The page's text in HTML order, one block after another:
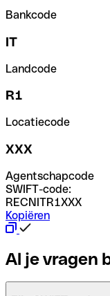
Bankcode
IT
Landcode
R1
Locatiecode
XXX
Agentschapcode
SWIFT-code:
RECNITR1XXX
Kopiëren
Al je vragen